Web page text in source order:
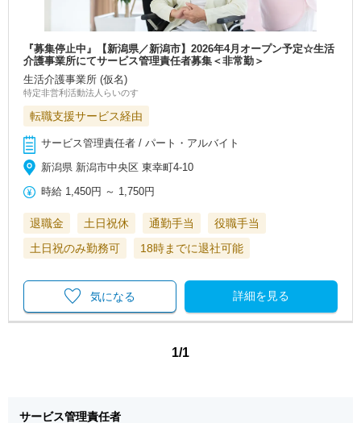
『募集停止中』【新潟県／新潟市】2026年4月オープン予定☆生活
介護事業所にてサービス管理責任者募集＜非常勤＞
生活介護事業所 (仮名)
特定非営利活動法人らいのす
転職支援サービス経由
サービス管理責任者 / パート・アルバイト
新潟県 新潟市中央区 東幸町4-10
時給 1,450円 ～ 1,750円
退職金 土日祝休 通勤手当
役職手当
土日祝のみ勤務可
18時までに退社可能
詳細を見る
気になる
1/1
サービス管理責任者